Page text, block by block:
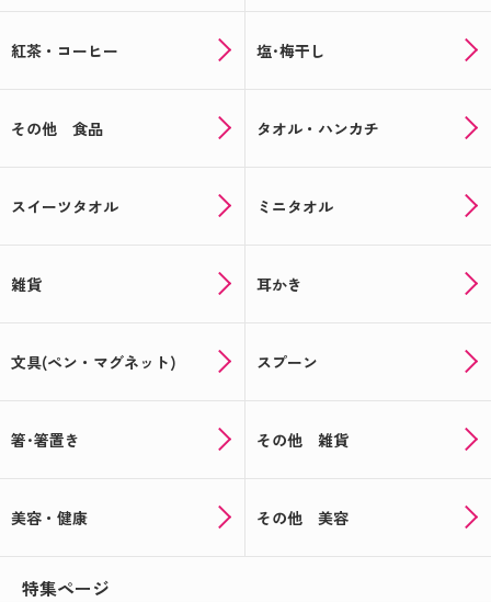
紅茶・コーヒー 塩･梅干し
その他 食品 タオル・ハンカチ
スイーツタオル ミニタオル
雑貨 耳かき
文具(ペン・マグネット) スプーン
箸･箸置き その他 雑貨
美容・健康 その他 美容
特集ページ